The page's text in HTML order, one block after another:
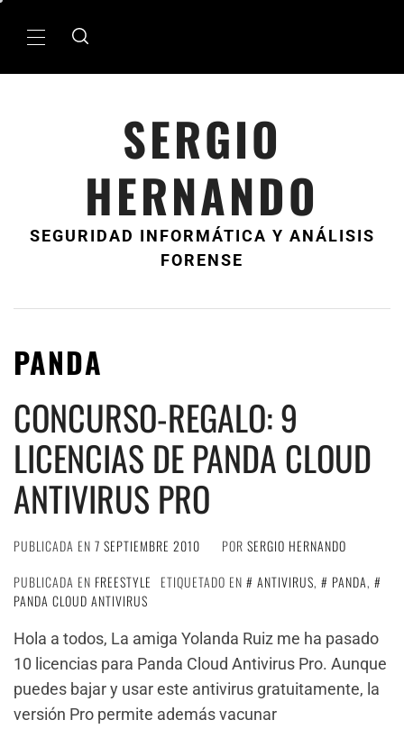
MenÃº
SERGIO
HERNANDO
SEGURIDAD INFORMÁTICA Y ANÁLISIS
FORENSE
PANDA
CONCURSO-REGALO: 9
LICENCIAS DE PANDA CLOUD
ANTIVIRUS PRO
PUBLICADA EN 7 SEPTIEMBRE 2010 POR SERGIO HERNANDO
PUBLICADA EN FREESTYLE ETIQUETADO EN ANTIVIRUS, PANDA,
PANDA CLOUD ANTIVIRUS
Hola a todos, La amiga Yolanda Ruiz me ha pasado
10 licencias para Panda Cloud Antivirus Pro. Aunque
puedes bajar y usar este antivirus gratuitamente, la
versión Pro permite además vacunar